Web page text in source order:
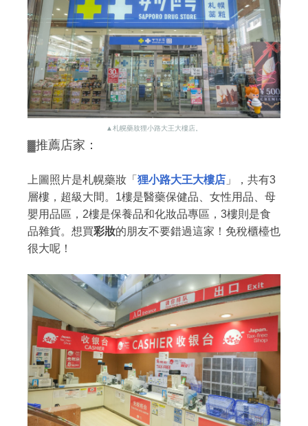
▲札幌藥妝狸小路大王大樓店。
▓推薦店家：
上圖照片是札幌藥妝「 狸小路大王大樓店 」，共有3
層樓，超級大間。1樓是醫藥保健品、女性用品、母
嬰用品區，2樓是保養品和化妝品專區，3樓則是食
品雜貨。想買彩妝的朋友不要錯過這家！免稅櫃檯也
很大呢！